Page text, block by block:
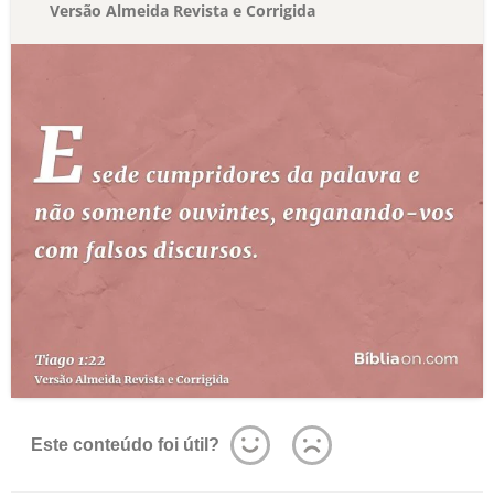
Versão Almeida Revista e Corrigida
Este conteúdo foi útil?